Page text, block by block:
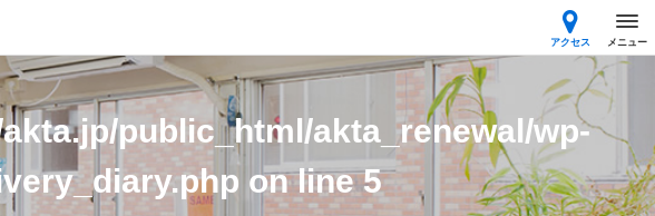
アクセス メニュー
public_html/akta_renewal/wp-
on line5